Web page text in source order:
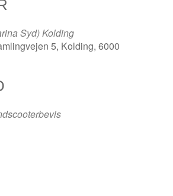
Syd) Kolding
5, Kolding, 6000